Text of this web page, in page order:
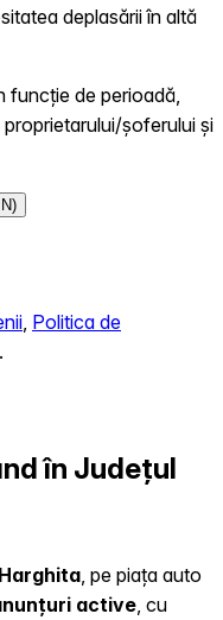
deplasării în altă
funcție de perioadă,
șoferului și
Politica de
.
în Județul
Harghita , pe piața auto
active , cu